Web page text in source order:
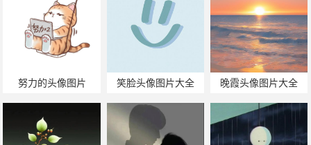
努力的头像图片 笑脸头像图片大全 晚霞头像图片大全